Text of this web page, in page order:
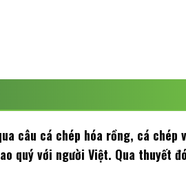
câu cá chép hóa rồng, cá chép
quý với người Việt. Qua thuyết